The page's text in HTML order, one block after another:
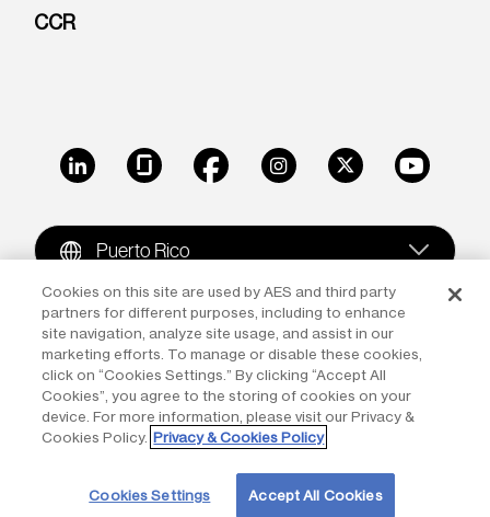
CCR
LinkedIn GlassdoorFacebookInstagramX Youtube
Puerto Rico
Copyright © 2009-2026 The AES Corporation. All rights
reserved.Terms of Use|Privacy
Reproduction in whole or in part in any form or medium
without the express written permission of The AES
Corporation is prohibited. AES and the AES logo are
trademarks of The AES Corporation.
Cookies on this site are used by AES and third party
partners for different purposes, including to enhance
site navigation, analyze site usage, and assist in our
marketing efforts. To manage or disable these cookies,
click on “Cookies Settings.” By clicking “Accept All
Cookies”, you agree to the storing of cookies on your
device. For more information, please visit our Privacy &
Cookies Policy. Privacy & Cookies Policy
Cookies Settings Accept All Cookies